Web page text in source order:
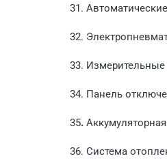
31.
32.
33.
34. Панель
35.
36. Система